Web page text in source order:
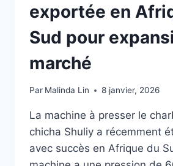
exportée en
Sud pour
marché
Par Malinda Lin 8 janvier, 2026
La machine à presser le
chicha Shuliy a récemment
avec succès en Afrique du